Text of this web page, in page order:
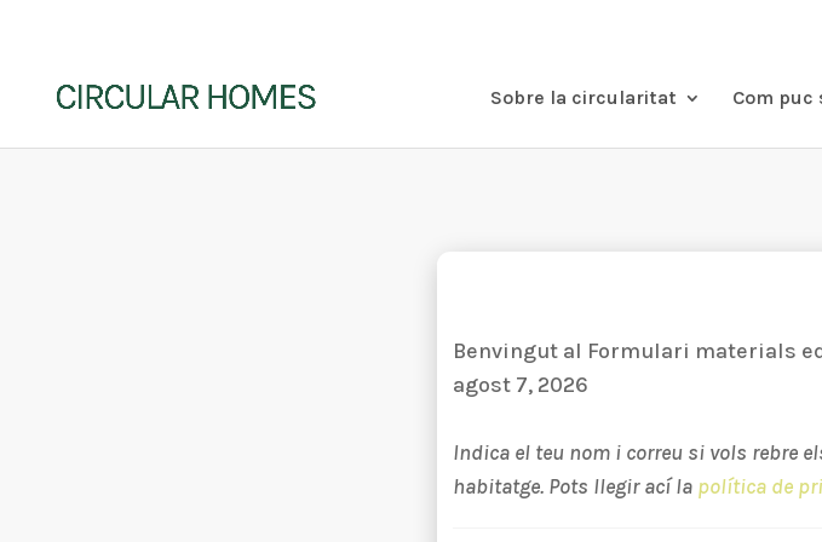
Sobre la circularitat Com puc
Benvingut al Formulari materials
agost 7, 2026
Indica el teu nom i correu si vols rebre
habitatge. Pots llegir ací la política de